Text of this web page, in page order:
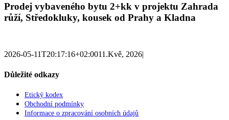
Prodej vybaveného bytu 2+kk v projektu Zahrada
růží, Středokluky, kousek od Prahy a Kladna
2026-05-11T20:17:16+02:0011.Kvě, 2026|
Důležité odkazy
Etický kodex
Obchodní podmínky
Informace o zpracování osobních údajů